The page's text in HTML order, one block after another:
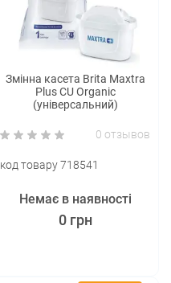
Змінна касета Brita Maxtra
Plus CU Organic
(універсальний)
0 отзывов
код товару 718541
0 грн
Немає в наявності